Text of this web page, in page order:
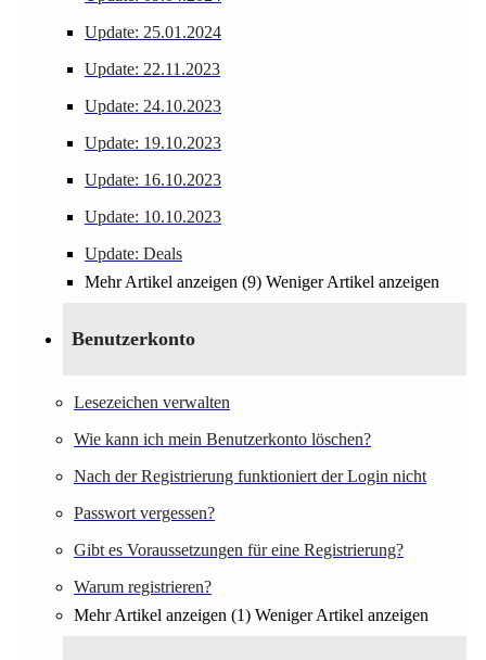
Update: 25.01.2024
Update: 22.11.2023
Update: 24.10.2023
Update: 19.10.2023
Update: 16.10.2023
Update: 10.10.2023
Update: Deals
Mehr Artikel anzeigen (9) Weniger Artikel anzeigen
Benutzerkonto
Lesezeichen verwalten
Wie kann ich mein Benutzerkonto löschen?
Nach der Registrierung funktioniert der Login nicht
Passwort vergessen?
Gibt es Voraussetzungen für eine Registrierung?
Warum registrieren?
Mehr Artikel anzeigen (1) Weniger Artikel anzeigen